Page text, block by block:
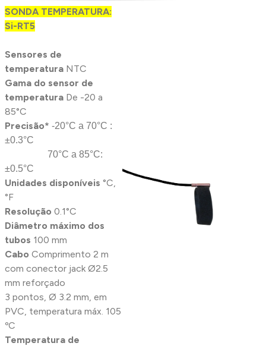
SONDA TEMPERATURA:
Si-RT5
Sensores de
temperatura NTC
Gama do sensor de
temperatura De -20 a
85°C
Precisão* -20°C a 70°C :
±0.3°C
70°C a 85°C:
±0.5°C
Unidades disponíveis °C,
°F
Resolução 0.1°C
Diâmetro máximo dos
tubos 100 mm
Cabo Comprimento 2 m
com conector jack Ø2.5
mm reforçado
3 pontos, Ø 3.2 mm, em
PVC, temperatura máx. 105
ºC
Temperatura de